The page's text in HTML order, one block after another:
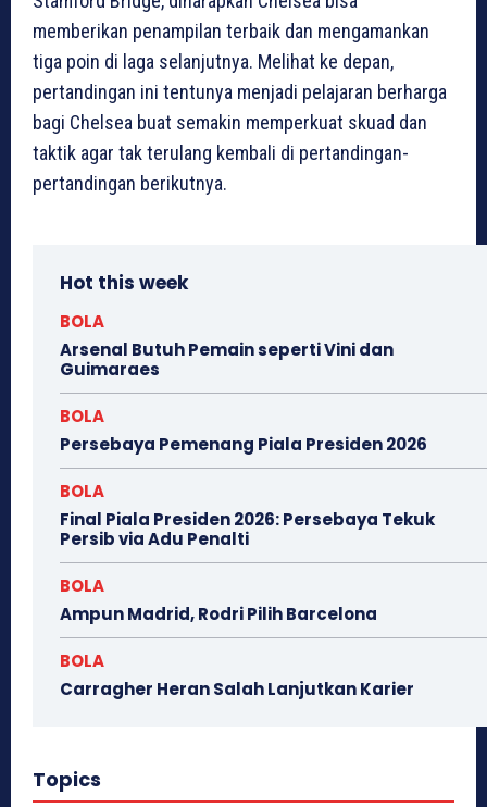
memberikan penampilan terbaik dan mengamankan
tiga poin di laga selanjutnya. Melihat ke depan,
pertandingan ini tentunya menjadi pelajaran berharga
bagi Chelsea buat semakin memperkuat skuad dan
taktik agar tak terulang kembali di pertandingan-
pertandingan berikutnya.
Hot this week
BOLA
Arsenal Butuh Pemain seperti Vini dan
Guimaraes
BOLA
Persebaya Pemenang Piala Presiden 2026
BOLA
Final Piala Presiden 2026: Persebaya Tekuk
Persib via Adu Penalti
BOLA
Ampun Madrid, Rodri Pilih Barcelona
BOLA
Carragher Heran Salah Lanjutkan Karier
Topics